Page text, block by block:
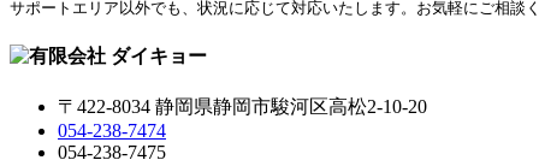
サポートエリア以外でも、状況に応じて対応いたします。お気軽にご相談く
〒422-8034 静岡県静岡市駿河区高松2-10-20
054-238-7474
054-238-7475